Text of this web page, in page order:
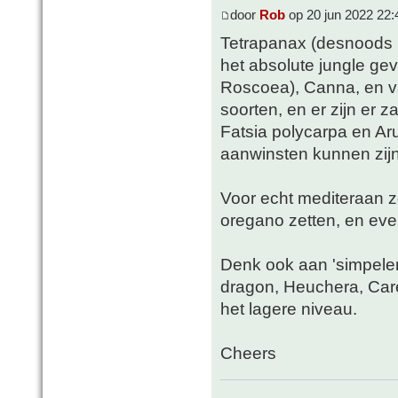
door Rob op 20 jun 2022
Tetrapanax
het absolute jungle
Roscoea), Canna, en
soorten, en er zijn er
Fatsia polycarpa en
aanwinsten kunnen
Voor echt mediteraan
oregano zetten, en
Denk ook aan
dragon, Heuchera,
het lagere niveau.
Cheers